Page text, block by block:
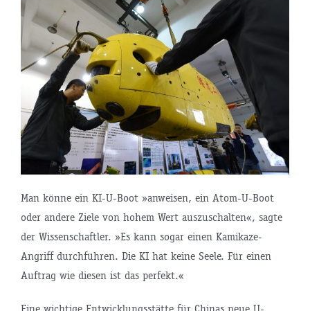
Man könne ein KI-U-Boot »anweisen, ein Atom-U-Boot
oder andere Ziele von hohem Wert auszuschalten«, sagte
der Wissenschaftler. »Es kann sogar einen Kamikaze-
Angriff durchführen. Die KI hat keine Seele. Für einen
Auftrag wie diesen ist das perfekt.«